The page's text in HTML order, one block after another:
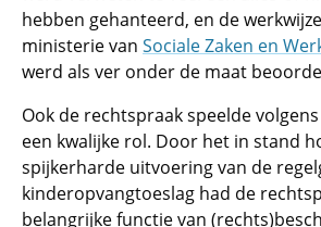
hebben gehanteerd, en de
ministerie van Sociale Zaken en
werd als ver onder de maat
Ook de rechtspraak speelde
een kwalijke rol. Door het in stand
spijkerharde uitvoering van de
kinderopvangtoeslag had de
belangrijke functie van